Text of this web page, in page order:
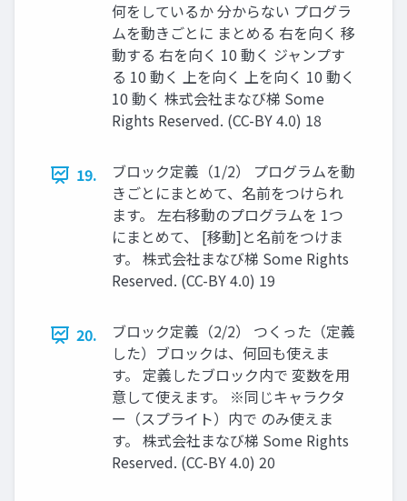
何をしているか 分からない プログラ
ムを動きごとに まとめる 右を向く 移
動する 右を向く 10 動く ジャンプす
る 10 動く 上を向く 上を向く 10 動く
10 動く 株式会社まなび梯 Some
Rights Reserved. (CC-BY 4.0) 18
19.
ブロック定義（1/2） プログラムを動
きごとにまとめて、名前をつけられ
ます。 左右移動のプログラムを 1つ
にまとめて、 [移動]と名前をつけま
す。 株式会社まなび梯 Some Rights
Reserved. (CC-BY 4.0) 19
20.
ブロック定義（2/2） つくった（定義
した）ブロックは、何回も使えま
す。 定義したブロック内で 変数を用
意して使えます。 ※同じキャラクタ
ー（スプライト）内で のみ使えま
す。 株式会社まなび梯 Some Rights
Reserved. (CC-BY 4.0) 20